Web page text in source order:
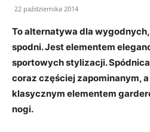
22 października 2014
To alternatywa dla
spodni. Jest elementem
sportowych stylizacji.
coraz częściej zapominanym,
klasycznym elementem
nogi.